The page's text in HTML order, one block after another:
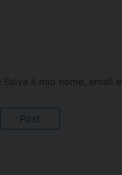
Salva il mio nome, email